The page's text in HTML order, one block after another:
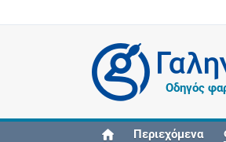
Οδηγός
Περιεχόμενα